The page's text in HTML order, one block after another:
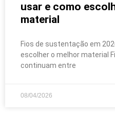
usar e como
material
Fios de sustentação em
escolher o melhor material
continuam entre
08/04/2026